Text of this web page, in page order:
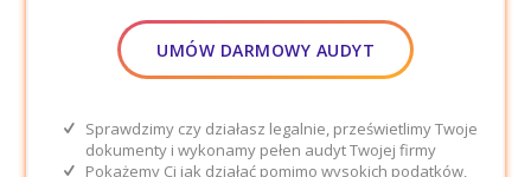
UMÓW DARMOWY AUDYT
Sprawdzimy czy działasz legalnie, prześwietlimy Twoje
dokumenty i wykonamy pełen audyt Twojej firmy
Pokażemy Ci jak działać pomimo wysokich podatków,